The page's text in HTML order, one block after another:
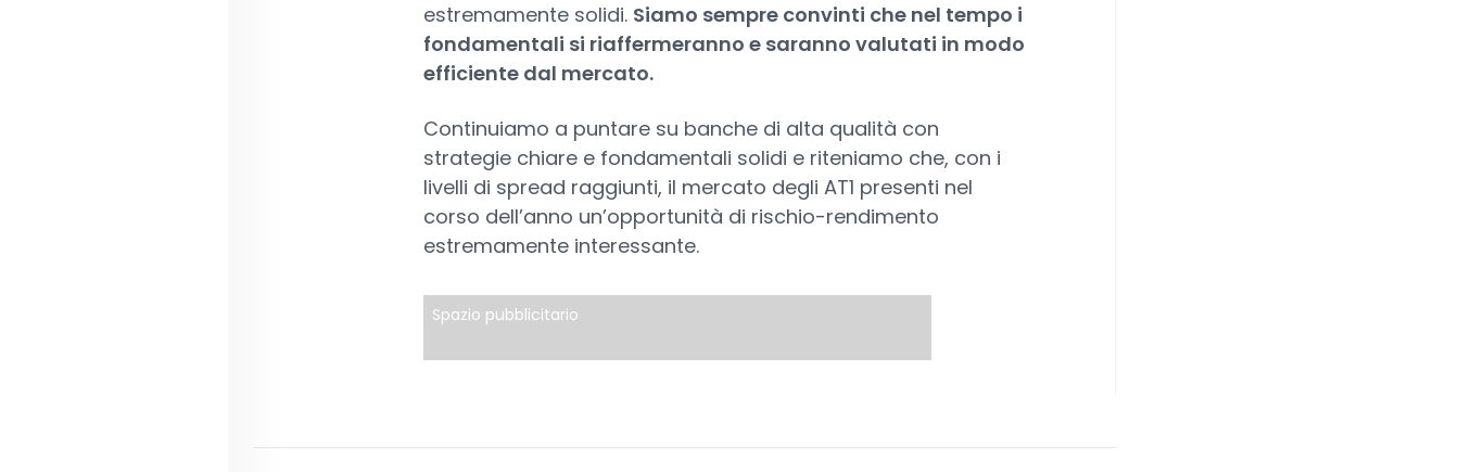
estremamente solidi. Siamo sempre convinti che nel tempo i
fondamentali si riaffermeranno e saranno valutati in modo
efficiente dal mercato.
Continuiamo a puntare su banche di alta qualità con
strategie chiare e fondamentali solidi e riteniamo che, con i
livelli di spread raggiunti, il mercato degli AT1 presenti nel
corso dell’anno un’opportunità di rischio-rendimento
estremamente interessante.
Spazio pubblicitario